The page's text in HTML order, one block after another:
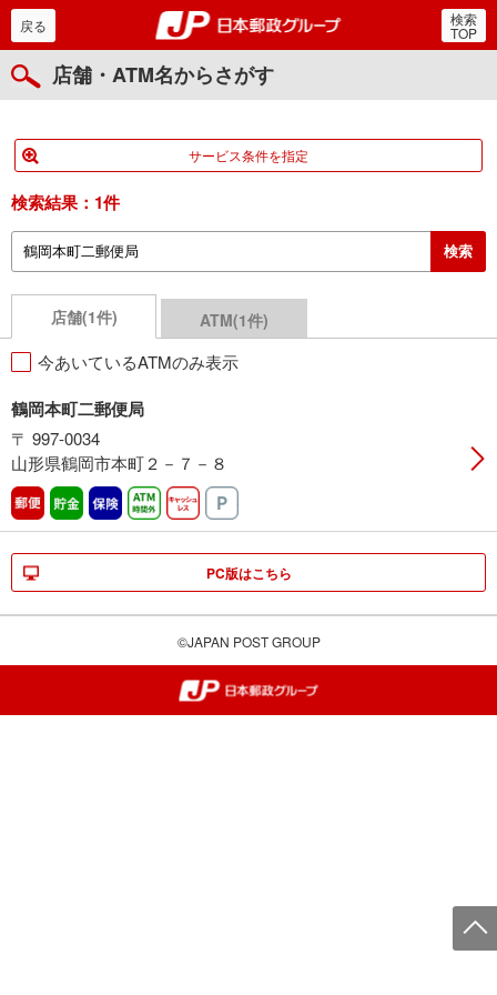
郵便局・日本郵政グルー
戻る 検索
TOP
店舗・ATM名からさがす
サービス条件を指定
検索結果： 1件
店舗(1件) ATM(1件)
今あいているATMのみ表示
鶴岡本町二郵便局
〒 997-0034
山形県鶴岡市本町２－７－８
郵便 貯金 保険 ATM時間外キャッシュレス
PC版はこちら
©JAPAN POST GROUP